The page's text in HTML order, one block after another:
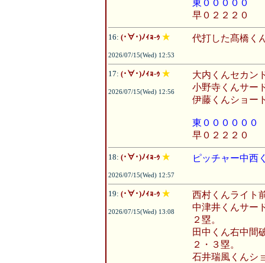
東０００００
早０２２２０
16: (･∀･)ﾉｨｮ-ｩ ★
2026/07/15(Wed) 12:53
代打した髙橋く
17: (･∀･)ﾉｨｮ-ｩ ★
2026/07/15(Wed) 12:56
大内くんセカン
小野寺くんサー
伊藤くんショー
東００００００
早０２２２０
18: (･∀･)ﾉｨｮ-ｩ ★
2026/07/15(Wed) 12:57
ピッチャー中西
19: (･∀･)ﾉｨｮ-ｩ ★
2026/07/15(Wed) 13:08
西村くんライト
中津井くんサー
２塁。
田中くん右中間
２・３塁。
石井瑞風くんシ